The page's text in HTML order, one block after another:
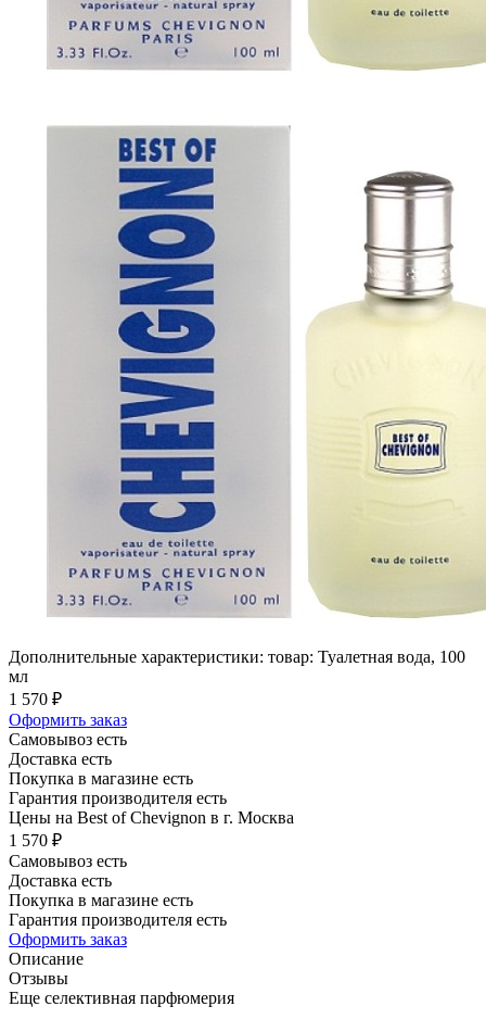
Дополнительные характеристики: товар: Туалетная вода, 100
мл
1 570 ₽
Оформить заказ
Самовывоз есть
Доставка есть
Покупка в магазине есть
Гарантия производителя есть
Цены на Best of Chevignon в г. Москва
1 570 ₽
Самовывоз есть
Доставка есть
Покупка в магазине есть
Гарантия производителя есть
Оформить заказ
Описание
Отзывы
Еще селективная парфюмерия